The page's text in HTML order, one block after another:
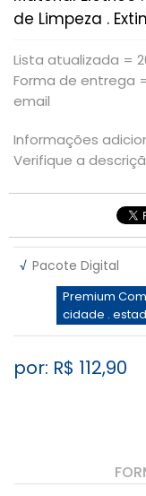
de Limpeza .
Lista atualizada =
Forma de entrega
email
Informações
Verifique a
√ Pacote Digital
Premium
cidade .
por: R$ 112,90